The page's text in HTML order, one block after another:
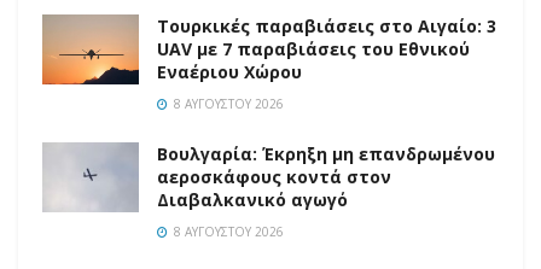
Τουρκικές παραβιάσεις στο Αιγαίο: 3
UAV με 7 παραβιάσεις του Εθνικού
Εναέριου Χώρου
8 ΑΥΓΟΎΣΤΟΥ 2026
Βουλγαρία: Έκρηξη μη επανδρωμένου
αεροσκάφους κοντά στον
Διαβαλκανικό αγωγό
8 ΑΥΓΟΎΣΤΟΥ 2026